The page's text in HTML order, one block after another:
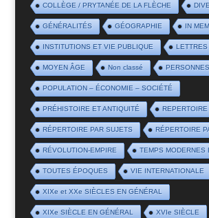
COLLÈGE / PRYTANÉE DE LA FLÈCHE
GÉNÉRALITÉS GÉOGRAPHIE IN
INSTITUTIONS ET VIE PUBLIQUE LETTRES
MOYEN ÂGE Non classé PERSONNES
POPULATION – ÉCONOMIE – SOCIÉTÉ
PRÉHISTOIRE ET ANTIQUITÉ REPERTOIRE
RÉPERTOIRE PAR SUJETS RÉPERTOIRE
RÉVOLUTION-EMPIRE TEMPS MODERNES
TOUTES ÉPOQUES VIE INTERNATIONALE
XIXe et XXe SIÈCLES EN GÉNÉRAL
XIXe SIÈCLE EN GÉNÉRAL XVIe SIÈCLE